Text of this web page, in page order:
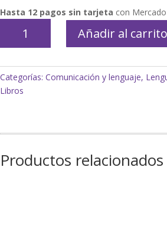
Hasta 12 pagos sin tarjeta con
palabras
cantidad
Añadir al carrito
Categorías: Comunicación y lenguaje,
Libros
Productos relacionados